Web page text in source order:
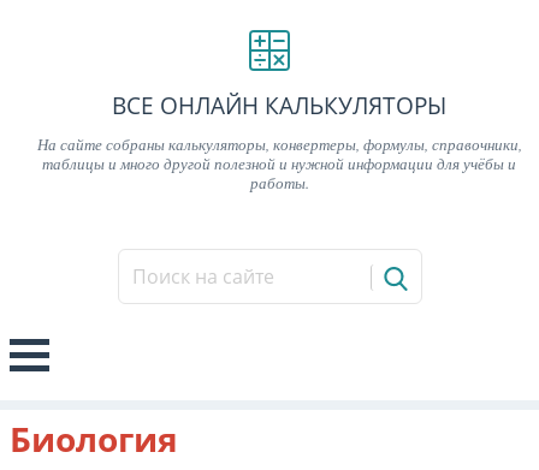
ВСЕ ОНЛАЙН КАЛЬКУЛЯТОРЫ
На сайте собраны калькуляторы, конвертеры, формулы, справочники,
таблицы и много другой полезной и нужной информации для учёбы и
работы.
Биология